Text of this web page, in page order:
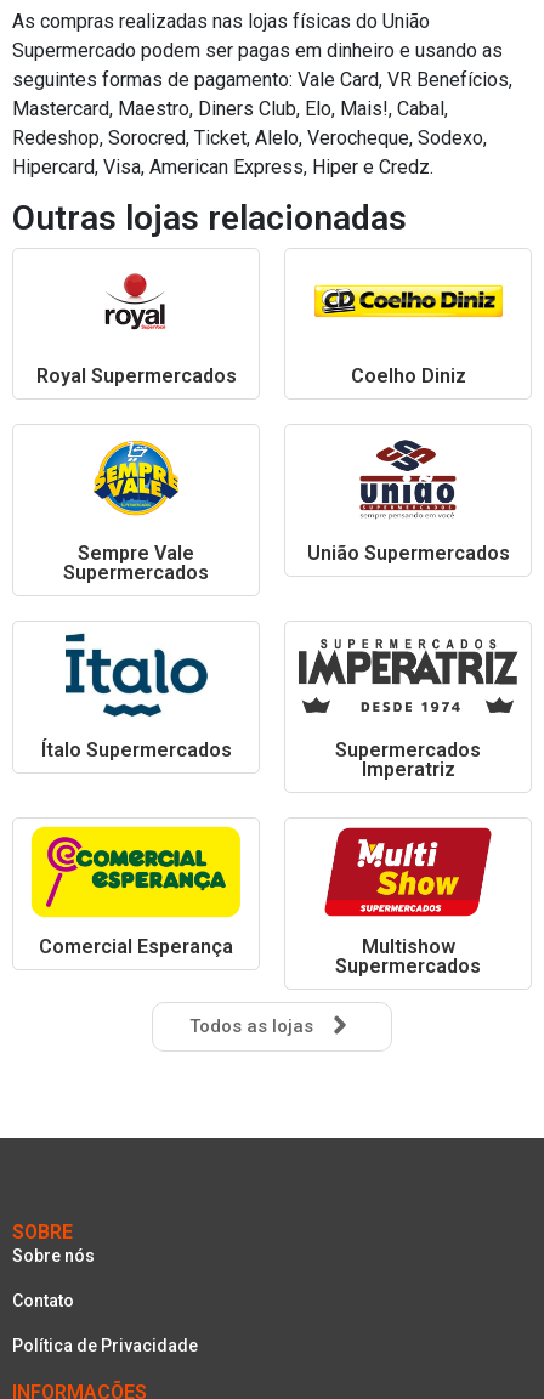
As compras realizadas nas lojas físicas do União
Supermercado podem ser pagas em dinheiro e usando as
seguintes formas de pagamento: Vale Card, VR Benefícios,
Mastercard, Maestro, Diners Club, Elo, Mais!, Cabal,
Redeshop, Sorocred, Ticket, Alelo, Verocheque, Sodexo,
Hipercard, Visa, American Express, Hiper e Credz.
Outras lojas relacionadas
Royal Supermercados Coelho Diniz
Sempre Vale
Supermercados
União Supermercados
Ítalo Supermercados
Supermercados
Imperatriz
Comercial Esperança
Multishow
Supermercados
Todos as lojas
SOBRE
Sobre nós
Contato
Política de Privacidade
INFORMAÇÕES